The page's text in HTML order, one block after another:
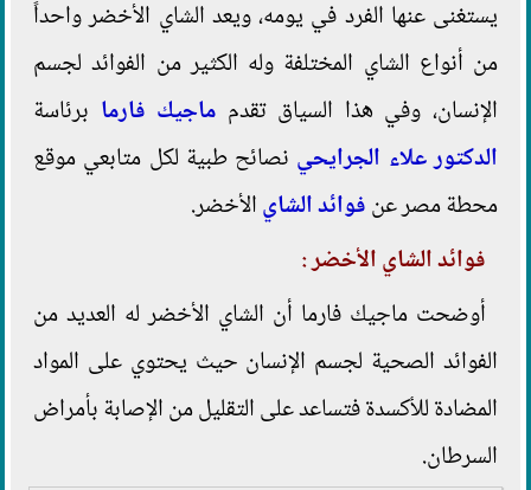
يستغنى عنها الفرد في يومه، ويعد الشاي الأخضر واحداً
من أنواع الشاي المختلفة وله الكثير من الفوائد لجسم
الإنسان، وفي هذا السياق تقدم ماجيك فارما برئاسة
الدكتور علاء الجرايحي نصائح طبية لكل متابعي موقع
محطة مصر عنفوائد الشايالأخضر.
فوائد الشاي الأخضر :
أوضحت ماجيك فارما أن الشاي الأخضر له العديد من
الفوائد الصحية لجسم الإنسان حيث يحتوي على المواد
المضادة للأكسدة فتساعد على التقليل من الإصابة بأمراض
السرطان.